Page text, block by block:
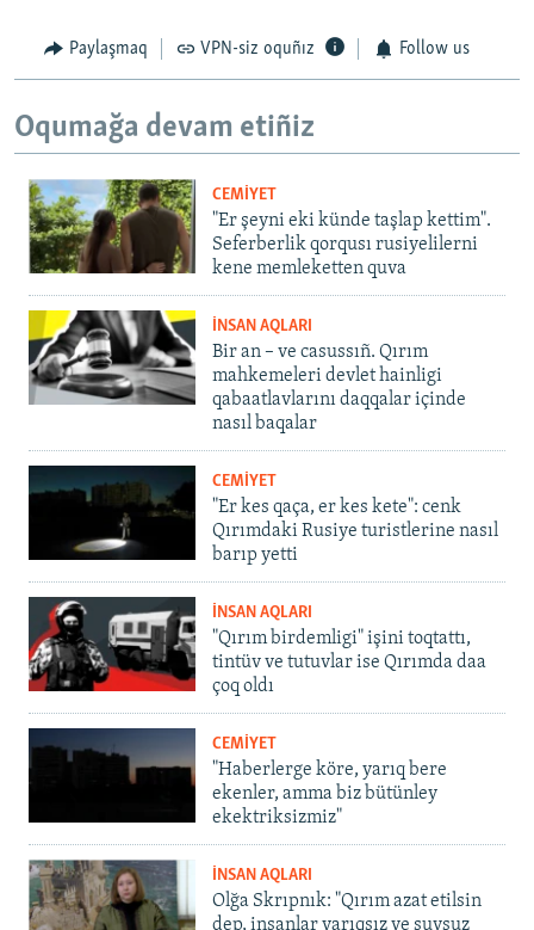
Paylaşmaq VPN-siz oquñız Follow us
Oqumağa devam etiñiz
CEMİYET
"Er şeyni eki künde taşlap kettim".
Seferberlik qorqusı rusiyelilerni
kene memleketten quva
İNSAN AQLARI
Bir an – ve casussıñ. Qırım
mahkemeleri devlet hainligi
qabaatlavlarını daqqalar içinde
nasıl baqalar
CEMİYET
"Er kes qaça, er kes kete": cenk
Qırımdaki Rusiye turistlerine nasıl
barıp yetti
İNSAN AQLARI
"Qırım birdemligi" işini toqtattı,
tintüv ve tutuvlar ise Qırımda daa
çoq oldı
CEMİYET
"Haberlerge köre, yarıq bere
ekenler, amma biz bütünley
ekektriksizmiz"
İNSAN AQLARI
Olğa Skrıpnık: "Qırım azat etilsin
dep, insanlar yarıqsız ve suvsuz